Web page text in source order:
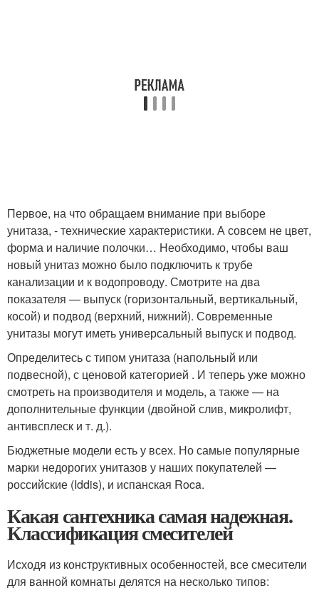
Первое, на что обращаем внимание при выборе
унитаза, - технические характеристики. А совсем не цвет,
форма и наличие полочки… Необходимо, чтобы ваш
новый унитаз можно было подключить к трубе
канализации и к водопроводу. Смотрите на два
показателя — выпуск (горизонтальный, вертикальный,
косой) и подвод (верхний, нижний). Современные
унитазы могут иметь универсальный выпуск и подвод.
Определитесь с типом унитаза (напольный или
подвесной), с ценовой категорией . И теперь уже можно
смотреть на производителя и модель, а также — на
дополнительные функции (двойной слив, микролифт,
антивсплеск и т. д.).
Бюджетные модели есть у всех. Но самые популярные
марки недорогих унитазов у наших покупателей —
российские (Iddis), и испанская Roca.
Какая сантехника самая надежная.
Классификация смесителей
Исходя из конструктивных особенностей, все смесители
для ванной комнаты делятся на несколько типов: